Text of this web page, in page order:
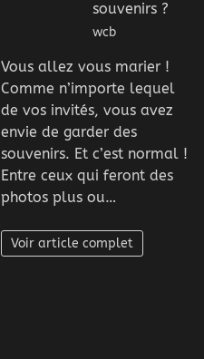
souvenirs ?
wcb
Vous allez vous marier !
Comme n’importe lequel
de vos invités, vous avez
envie de garder des
souvenirs. Et c’est normal !
Entre ceux qui feront des
photos plus ou…
Voir article complet